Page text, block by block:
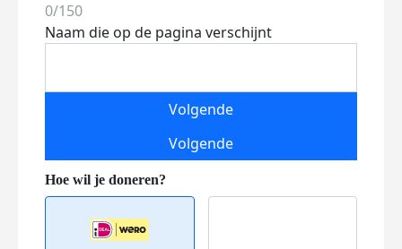
0/150
Naam die op de pagina verschijnt
Volgende
Volgende